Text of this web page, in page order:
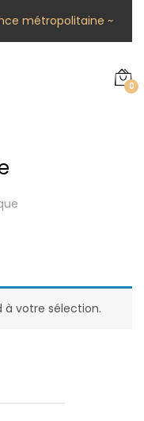
métropolitaine ~
0
à votre sélection.